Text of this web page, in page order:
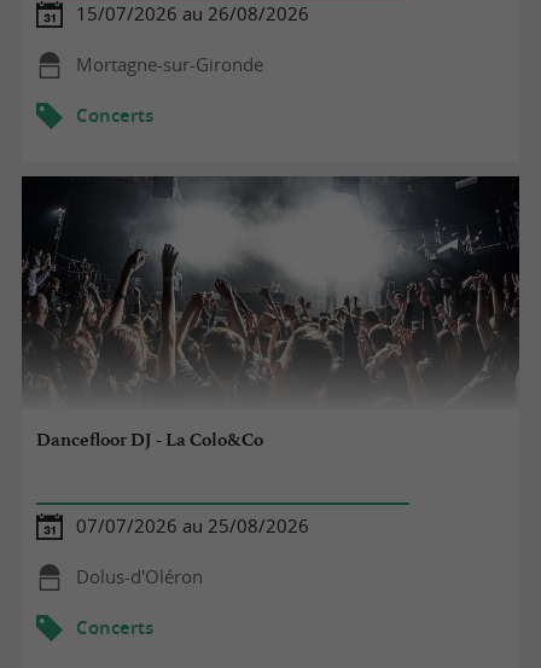
15/07/2026 au 26/08/2026
Mortagne-sur-Gironde
Concerts
Dancefloor DJ - La Colo&Co
07/07/2026 au 25/08/2026
Dolus-d'Oléron
Concerts